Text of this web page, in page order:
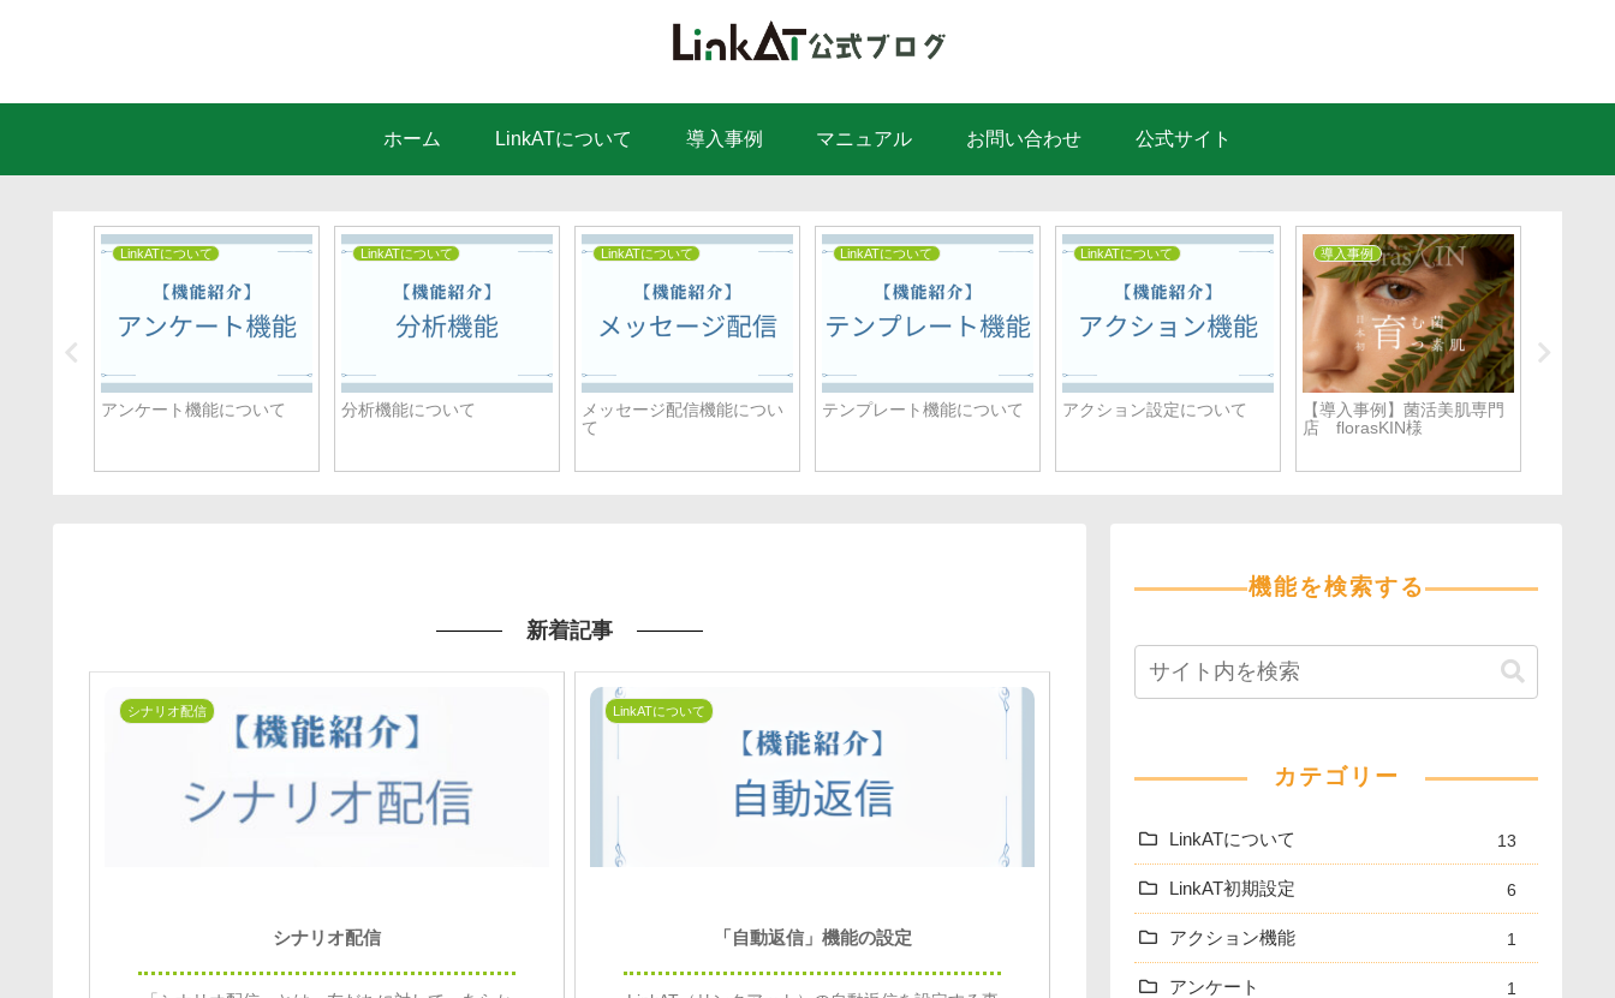
ホーム LinkATについて 導入事例 マニュアル お問い合わせ 公式サイト
LinkATについて
アンケート機能について
LinkATについて
分析機能について
LinkATについて
メッセージ配信機能につい
て
LinkATについて
テンプレート機能について
LinkATについて
アクション設定について
導入事例
【導入事例】菌活美肌専門
店 florasKIN様
新着記事
シナリオ配信
シナリオ配信
LinkATについて
「自動返信」機能の設定
機能を検索する
カテゴリー
LinkATについて 13
LinkAT初期設定 6
アクション機能 1
アンケート 1